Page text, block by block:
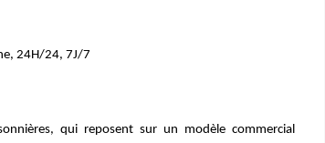
24H/24, 7J/7
qui reposent sur un modèle commercial